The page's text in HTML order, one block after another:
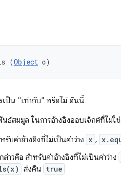
(Object o)
เป็น "เท่ากับ" หรือไม่ อันนี้
ธ์สมมูล ในการอ้างอิงออบเจ็กต์ที่ไม่ใช่
รับค่าอ้างอิงที่ไม่เป็นค่าว่าง x ,
กล่าวคือ สำหรับค่าอ้างอิงที่ไม่เป็นค่าว่าง
ส่งคืน true